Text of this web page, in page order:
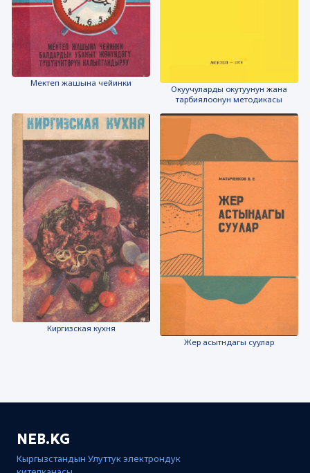
Мектеп жашына чейинки
Окуучуларды окутуунун жана
тарбиялоонун методикасы
Киргизская кухня
Жер асытндагы суулар
NEB.KG
Кыргызстандын Улуттук электрондук